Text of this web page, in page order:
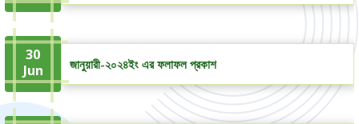
30
Jun
জানুয়ারী-২০২৪ইং এর ফলাফল প্রকাশ